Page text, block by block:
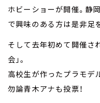
ホビーショーが開催。静
で興味のある方は是非足
そして去年初めて開催さ
会」。
高校生が作ったプラモデ
勿論青木アナも投票！